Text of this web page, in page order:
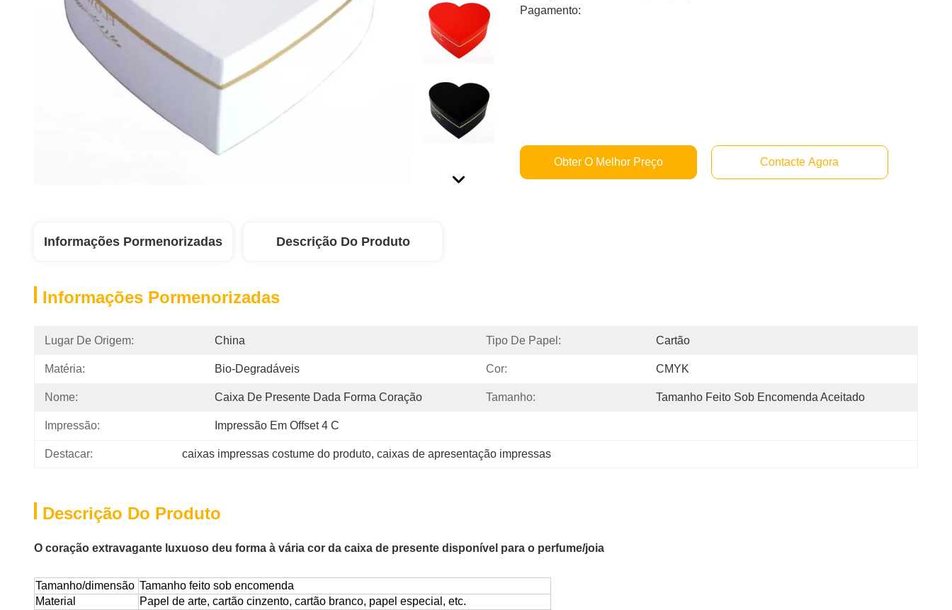
Pagamento:
Obter O Melhor Preço Contacte Agora
Informações Pormenorizadas Descrição Do Produto
Informações Pormenorizadas
Lugar De Origem: China Tipo De Papel: Cartão
Matéria: Bio-Degradáveis Cor: CMYK
Nome: Caixa De Presente Dada Forma Coração Tamanho: Tamanho Feito Sob Encomenda Aceitado
Impressão: Impressão Em Offset 4 C
Destacar: caixas impressas costume do produto, caixas de apresentação impressas
Descrição Do Produto
O coração extravagante luxuoso deu forma à vária cor da caixa de presente disponível para o perfume/joia
Tamanho/dimensão Tamanho feito sob encomenda
Material
Papel de arte, cartão cinzento, cartão branco, papel especial, etc.